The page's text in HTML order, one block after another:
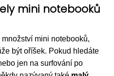
mini notebooků
mini notebooků,
být oříšek. Pokud hledáte
jen na surfování po